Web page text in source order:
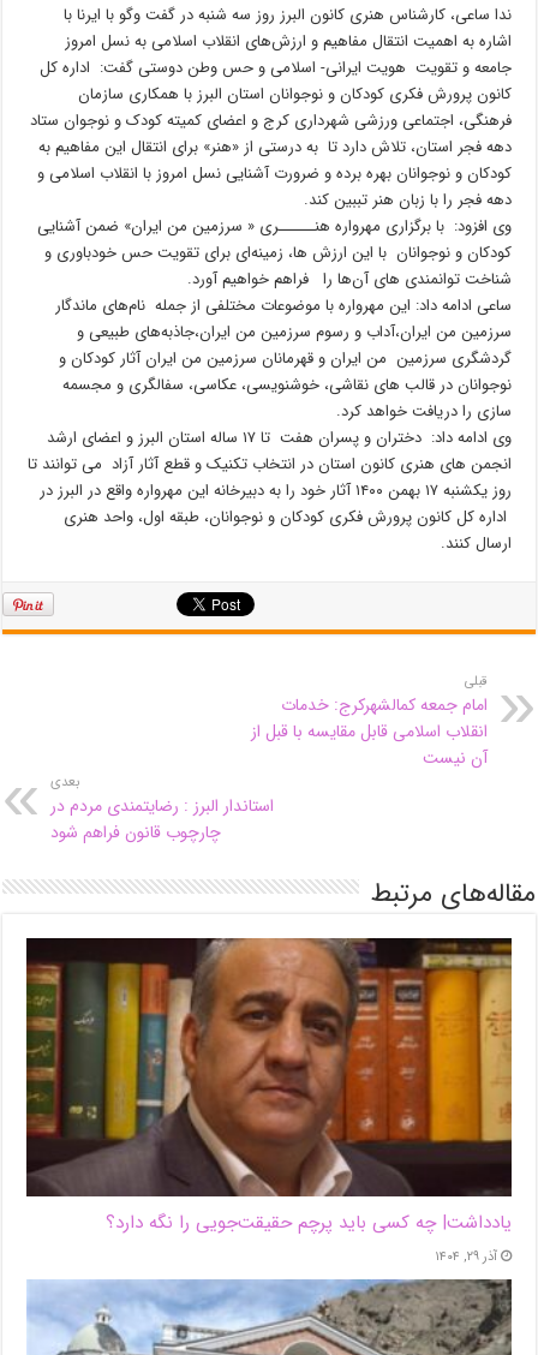
ندا ساعی، کارشناس هنری کانون البرز روز سه شنبه در گفت وگو با ایرنا با
اشاره به اهمیت انتقال مفاهیم و ارزش‌های انقلاب اسلامی به نسل امروز
جامعه و تقویت هویت ایرانی- اسلامی و حس وطن دوستی گفت: اداره کل
کانون پرورش فکری کودکان و نوجوانان استان البرز با همکاری سازمان
فرهنگی، اجتماعی ورزشی شهرداری کرج و اعضای کمیته کودک و نوجوان ستاد
دهه فجر استان، تلاش دارد تا به درستی از «هنر» برای انتقال این مفاهیم به
کودکان و نوجوانان بهره برده و ضرورت آشنایی نسل امروز با انقلاب اسلامی و
دهه فجر را با زبان هنر تببین کند.
وی افزود: با برگزاری مهرواره هنــــــری « سرزمین من ایران» ضمن آشنایی
کودکان و نوجوانان با این ارزش ها، زمینه‌ای برای تقویت حس خودباوری و
شناخت توانمندی های آن‌ها را فراهم خواهیم آورد.
ساعی ادامه داد: این مهرواره با موضوعات مختلفی از جمله نام‌های ماندگار
سرزمین من ایران،آداب و رسوم سرزمین من ایران،جاذبه‌های طبیعی و
گردشگری سرزمین من ایران و قهرمانان سرزمین من ایران آثار کودکان و
نوجوانان در قالب های نقاشی، خوشنویسی، عکاسی، سفالگری و مجسمه
سازی را دریافت خواهد کرد.
وی ادامه داد: دختران و پسران هفت تا ۱۷ ساله استان البرز و اعضای ارشد
انجمن های هنری کانون استان در انتخاب تکنیک و قطع آثار آزاد می توانند تا
روز یکشنبه ۱۷ بهمن ۱۴۰۰ آثار خود را به دبیرخانه این مهرواره واقع در البرز در
اداره کل کانون پرورش فکری کودکان و نوجوانان، طبقه اول، واحد هنری
ارسال کنند.
قبلی
امام جمعه کمالشهرکرج: خدمات
انقلاب اسلامی قابل مقایسه با قبل از
آن نیست
بعدی
استاندار البرز : رضایتمندی مردم در
چارچوب قانون فراهم شود
مقاله‌های مرتبط
یادداشت| ‌چه کسی باید پرچم حقیقت‌جویی را نگه دارد؟
آذر ۲۹, ۱۴۰۴